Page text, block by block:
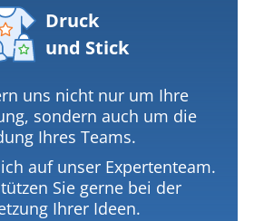
Druck
und Stick
uns nicht nur um Ihre
sondern auch um die
Ihres Teams.
auf unser Expertenteam.
Sie gerne bei der
Ihrer Ideen.